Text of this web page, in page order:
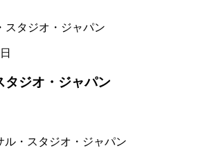
スタジオ・ジャパン
タジオ・ジャパン
ル・スタジオ・ジャパン